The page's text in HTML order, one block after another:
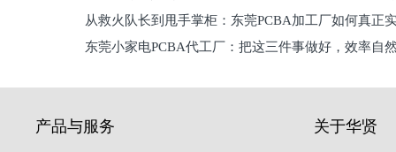
关键从救火队长到甩手掌柜：东莞PCBA加工厂如何真正
东莞小家电PCBA代工厂：把这三件事做好，效率自
产品与服务 关于华贤